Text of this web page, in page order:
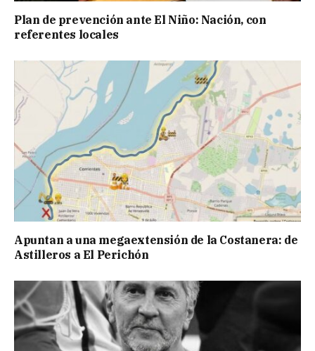
Plan de prevención ante El Niño: Nación, con
referentes locales
Apuntan a una megaextensión de la Costanera: de
Astilleros a El Perichón